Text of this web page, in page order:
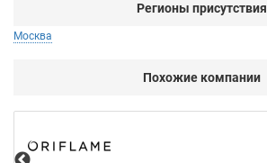
Регионы присутствия
Москва
Похожие компании